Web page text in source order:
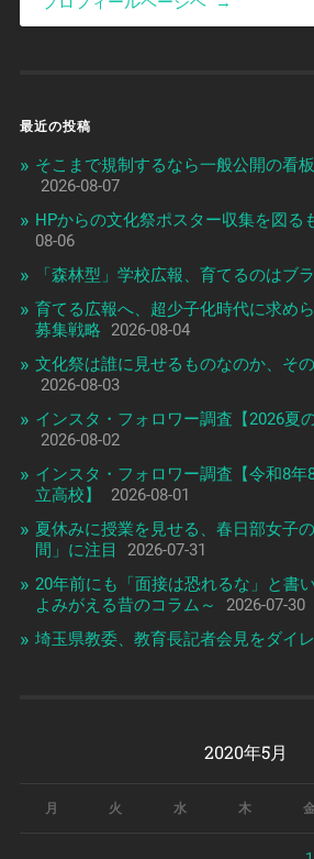
最近の投稿
そこまで規制するなら一般公開の看
2026-08-07
HPからの文化祭ポスター収集を図る
08-06
「森林型」学校広報、育てるのはブ
育てる広報へ、超少子化時代に求め
募集戦略
2026-08-04
文化祭は誰に見せるものなのか、そ
2026-08-03
インスタ・フォロワー調査【2026夏
2026-08-02
インスタ・フォロワー調査【令和8
立高校】
2026-08-01
夏休みに授業を見せる、春日部女子
間」に注目
2026-07-31
20年前にも「面接は恐れるな」と書
よみがえる昔のコラム～
2026-07-30
埼玉県教委、教育長記者会見をダイ
2020年5月
月 火 水 木